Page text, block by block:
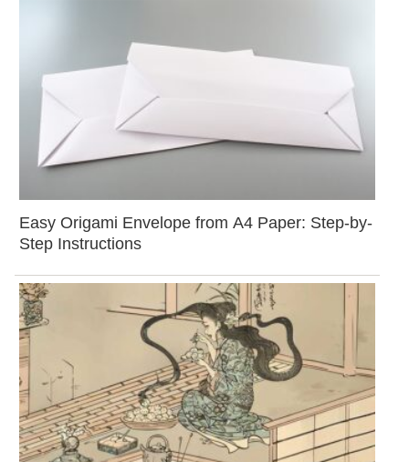
Easy Origami Envelope from A4 Paper: Step-by-
Step Instructions